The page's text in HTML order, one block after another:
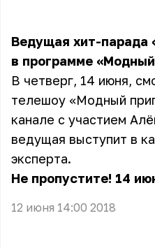
Ведущая хит-парада
в программе
В четверг, 14 июня,
телешоу «Модный
канале с участием
ведущая выступит в
эксперта.
Не пропустите! 14
12 июня 14:00 2018